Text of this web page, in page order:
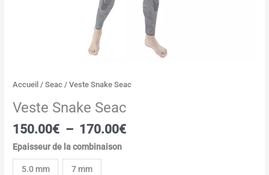
Accueil /Seac / Veste Snake Seac
Veste Snake Seac
150.00€ – 170.00€
Epaisseur de la combinaison
5.0 mm 7 mm